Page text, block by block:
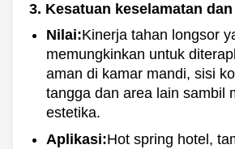
Kesatuan keselamatan
Nilai:Kinerja tahan longsor
memungkinkan untuk
aman di kamar mandi, sisi
tangga dan area lain sambil
estetika.
Aplikasi:Hot spring hotel,